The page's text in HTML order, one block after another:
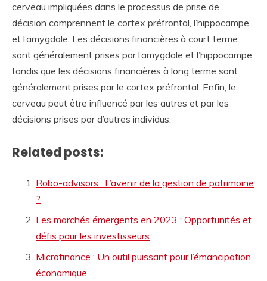
cerveau impliquées dans le processus de prise de
décision comprennent le cortex préfrontal, l’hippocampe
et l’amygdale. Les décisions financières à court terme
sont généralement prises par l’amygdale et l’hippocampe,
tandis que les décisions financières à long terme sont
généralement prises par le cortex préfrontal. Enfin, le
cerveau peut être influencé par les autres et par les
décisions prises par d’autres individus.
Related posts:
Robo-advisors : L’avenir de la gestion de patrimoine
?
Les marchés émergents en 2023 : Opportunités et
défis pour les investisseurs
Microfinance : Un outil puissant pour l’émancipation
économique